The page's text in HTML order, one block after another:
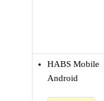
HABS Mobile
Android